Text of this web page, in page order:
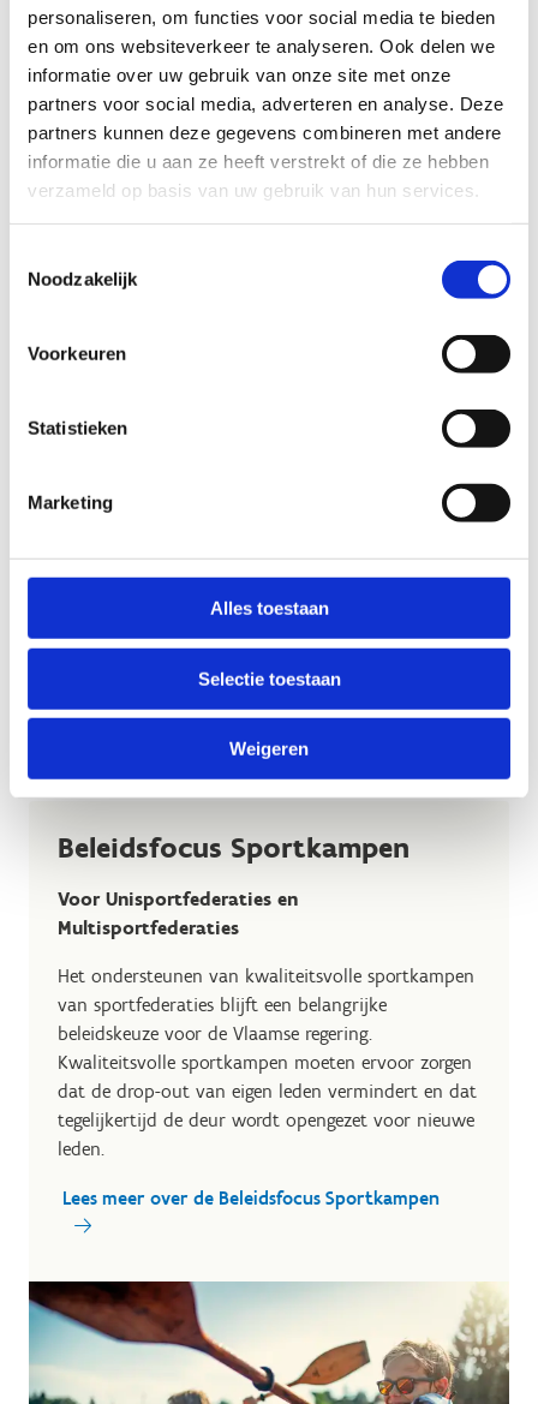
personaliseren, om functies voor social media te bieden
en om ons websiteverkeer te analyseren. Ook delen we
informatie over uw gebruik van onze site met onze
partners voor social media, adverteren en analyse. Deze
partners kunnen deze gegevens combineren met andere
informatie die u aan ze heeft verstrekt of die ze hebben
verzameld op basis van uw gebruik van hun services.
Noodzakelijk
Voorkeuren
Statistieken
Marketing
Alles toestaan
Selectie toestaan
Weigeren
Professionalisering
Een project in het kader van de beleidsfocus
doel de kwaliteit, instroom, doorstroom of
en sportgekwalificeerden te optimaliseren.
Lees meer over de Beleidsfocus
Beleidsfocus Sportkampen
Voor Unisportfederaties en
Multisportfederaties
Het ondersteunen van kwaliteitsvolle sportkampen
van sportfederaties blijft een belangrijke
beleidskeuze voor de Vlaamse regering.
Kwaliteitsvolle sportkampen moeten ervoor zorgen
dat de drop-out van eigen leden vermindert en dat
tegelijkertijd de deur wordt opengezet voor nieuwe
leden.
Lees meer over de Beleidsfocus Sportkampen